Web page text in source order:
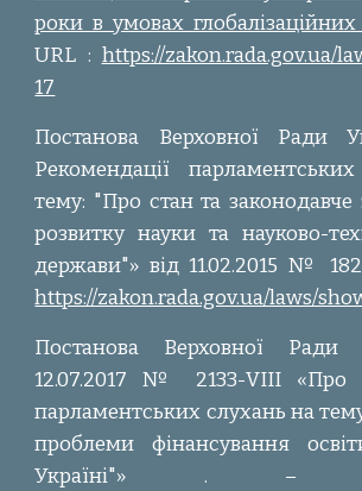
роки в умовах глобалізаційних
URL : https://zakon.rada.gov.ua/
17
Постанова Верховної Ради
Рекомендації
тему: "Про стан та законодавче
розвитку науки та науково-
держави"» від 11.02.2015 №
https://zakon.rada.gov.ua/laws/
Постанова Верховної Ради
12.07.2017 № 2133-VIII «Про
парламентських слухань на
проблеми фінансування
Україні"» . –